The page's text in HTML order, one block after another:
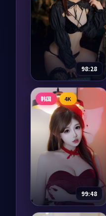
98:28
异境列车·典藏
动漫 2021
主演：
沈腾、河正宇
异境列车·典藏是一
部以动作为核心的影
视作品，围绕危机、
反转与人物成长展
开，整体节奏紧凑，
值得推荐观看。
97,778 8.0 动作
韩国 4K
99:48